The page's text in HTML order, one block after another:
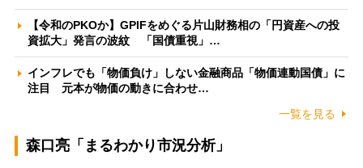
【令和のPKOか】GPIFをめぐる片山財務相の「円資産への投
資拡大」発言の波紋 「国債重視」…
インフレでも「物価負け」しない金融商品「物価連動国債」に
注目 元本が物価の動きに合わせ…
一覧を見る
森口亮「まるわかり市況分析」